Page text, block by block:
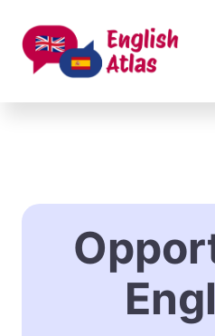
contenido